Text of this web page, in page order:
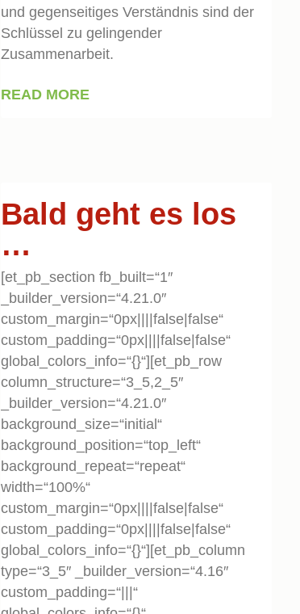
und gegenseitiges Verständnis sind der
Schlüssel zu gelingender
Zusammenarbeit.
READ MORE
Bald geht es los
…
[et_pb_section fb_built=“1″
_builder_version=“4.21.0″
custom_margin=“0px||||false|false“
custom_padding=“0px||||false|false“
global_colors_info=“{}“][et_pb_row
column_structure=“3_5,2_5″
_builder_version=“4.21.0″
background_size=“initial“
background_position=“top_left“
background_repeat=“repeat“
width=“100%“
custom_margin=“0px||||false|false“
custom_padding=“0px||||false|false“
global_colors_info=“{}“][et_pb_column
type=“3_5″ _builder_version=“4.16″
custom_padding=“|||“